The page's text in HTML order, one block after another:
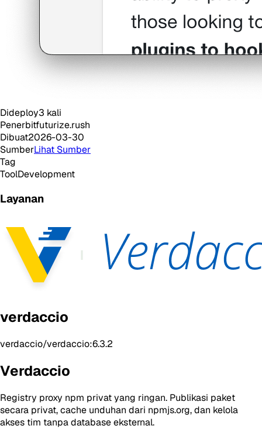
Dideploy3 kali
Penerbitfuturize.rush
Dibuat2026-03-30
SumberLihat Sumber
Tag
ToolDevelopment
Layanan
verdaccio
verdaccio/verdaccio:6.3.2
Verdaccio
Registry proxy npm privat yang ringan. Publikasi paket
secara privat, cache unduhan dari npmjs.org, dan kelola
akses tim tanpa database eksternal.